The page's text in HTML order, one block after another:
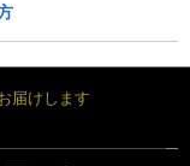
届けします